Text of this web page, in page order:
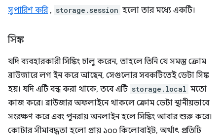
সুপারিশ করি, storage.session হলো তার মধ্যে একটি।
সিঙ্ক
যদি ব্যবহারকারী সিঙ্কিং চালু করেন, তাহলে তিনি যে সমস্ত ক্রোম
ব্রাউজারে লগ ইন করে আছেন, সেগুলোর সবকটিতেই ডেটা সিঙ্ক
হয়। যদি এটি বন্ধ করা থাকে, তবে এটি storage.local মতো
কাজ করে। ব্রাউজার অফলাইনে থাকলে ক্রোম ডেটা স্থানীয়ভাবে
সংরক্ষণ করে এবং পুনরায় অনলাইন হলে সিঙ্কিং আবার শুরু করে।
কোটার সীমাবদ্ধতা হলো প্রায় ১০০ কিলোবাইট, অর্থাৎ প্রতিটি